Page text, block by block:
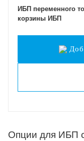
ИБП переменного
корзины ИБП
Опции для ИБП